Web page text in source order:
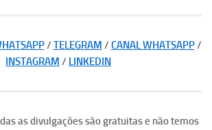
/ TELEGRAM / CANAL WHATSAPP/
INSTAGRAM / LINKEDIN
as divulgações são gratuitas e não temos